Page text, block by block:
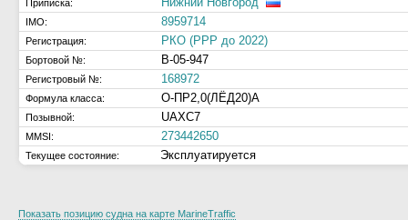
Приписка:
IMO: 8959714
Регистрация: РКО (РРР до 2022)
Бортовой №: В-05-947
Регистровый №: 168972
Формула класса: О-ПР2,0(ЛЁД20)А
Позывной: UAXC7
MMSI: 273442650
Текущее состояние: Эксплуатируется
Показать позицию судна на карте MarineTraffic